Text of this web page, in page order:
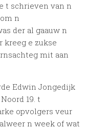
t schrieven van n
n
der al gaauw n
kreeg e zukse
mit aan
Edwin Jongedijk
19. t
opvolgers veur
n week of wat